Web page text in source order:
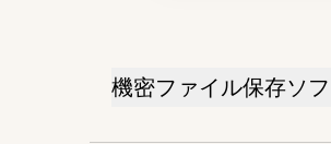
機密ファイル保存ソ